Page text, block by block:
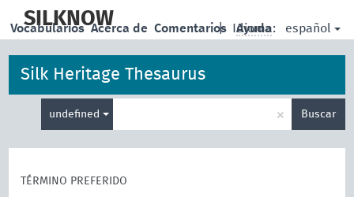
main
SILKNOW | Idioma: español
Vocabularios Acerca de Comentarios Ayuda
Silk Heritage Thesaurus
undefined × Buscar
TÉRMINO PREFERIDO